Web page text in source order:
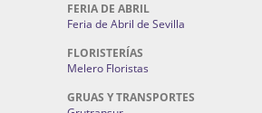
FERIA DE ABRIL
Feria de Abril de Sevilla
FLORISTERÍAS
Melero Floristas
GRUAS Y TRANSPORTES